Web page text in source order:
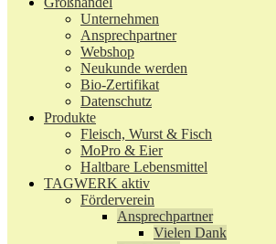
Unternehmen
Ansprechpartner
Webshop
Neukunde werden
Bio-Zertifikat
Datenschutz
Produkte
Fleisch, Wurst & Fisch
MoPro & Eier
Haltbare Lebensmittel
TAGWERK aktiv
Förderverein
Ansprechpartner
Vielen Dank